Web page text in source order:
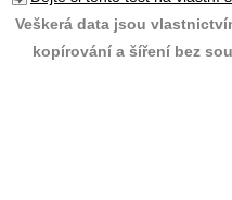
Veškerá data jsou
kopírování a šíření bez